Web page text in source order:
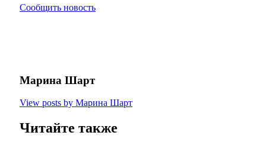
Сообщить новость
Марина Шарт
View posts by Марина Шарт
Читайте также